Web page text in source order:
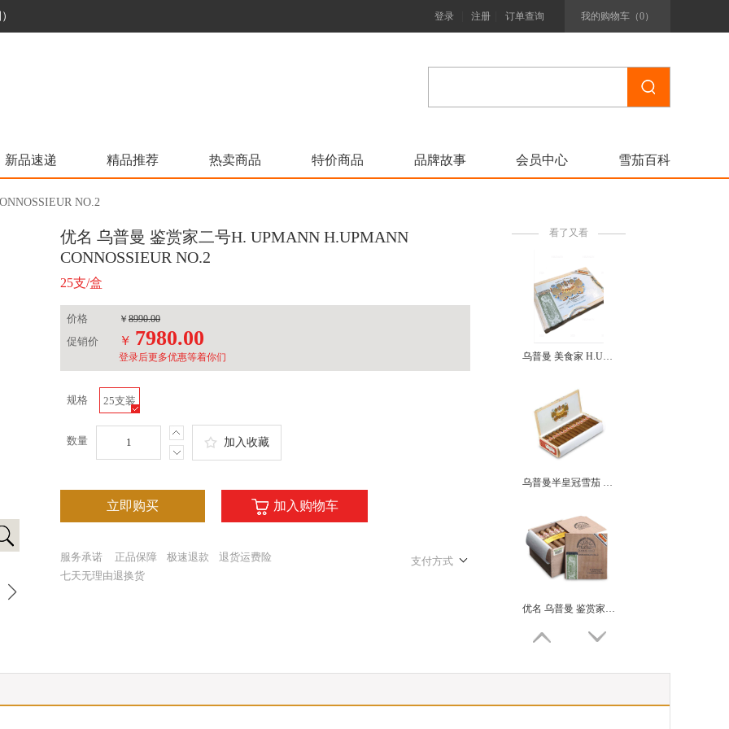
登录 注册 订单查询 我的购物车（0）
新品速递 精品推荐 热卖商品 特价商品 品牌故事 会员中心 雪茄百科
NO.2
优名 乌普曼 鉴赏家二号H. UPMANN H.UPMANN
CONNOSSIEUR NO.2
25支/盒
价格 ￥ 8990.00
促销价 ￥ 7980.00
登录后更多优惠等着你们
规格 25支装
数量 加入收藏
立即购买 加入购物车
服务承诺 正品保障 极速退款
退货运费险
七天无理由退换货
支付方式
看了又看
乌普曼 美食家 H.Upmann Epicures